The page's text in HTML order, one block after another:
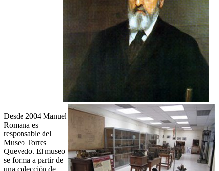
Desde 2004 Manuel
Romana es
responsable del
Museo Torres
Quevedo. El museo
se forma a partir de
una colección de